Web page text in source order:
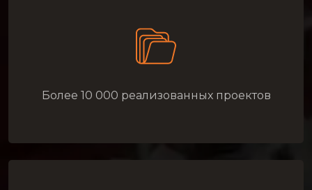
Более 10 000 реализованных проектов